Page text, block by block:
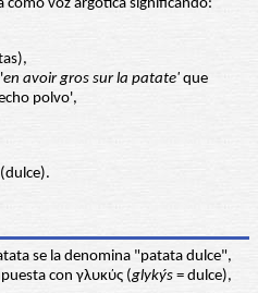
como voz argótica significando:
en avoir gros sur la patate' que
polvo',
(dulce).
se la denomina "patata dulce",
con γλυκύς (glykýs = dulce),